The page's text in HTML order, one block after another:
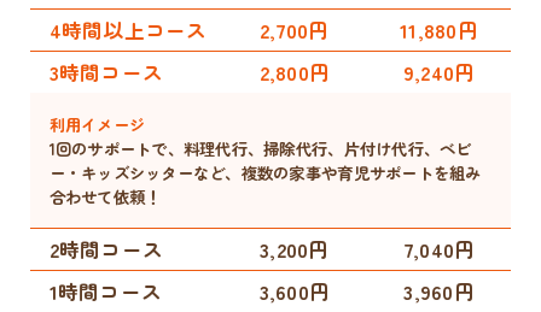
4時間以上コース 2,700円
11,880円
3時間コース
2,800円 9,240円
利用イメージ
1回のサポートで、料理代行、掃除代行、片付け代行、ベビ
ー・キッズシッターなど、複数の家事や育児サポートを組み
合わせて依頼！
2時間コース 3,200円
7,040円
1時間コース
3,600円 3,960円